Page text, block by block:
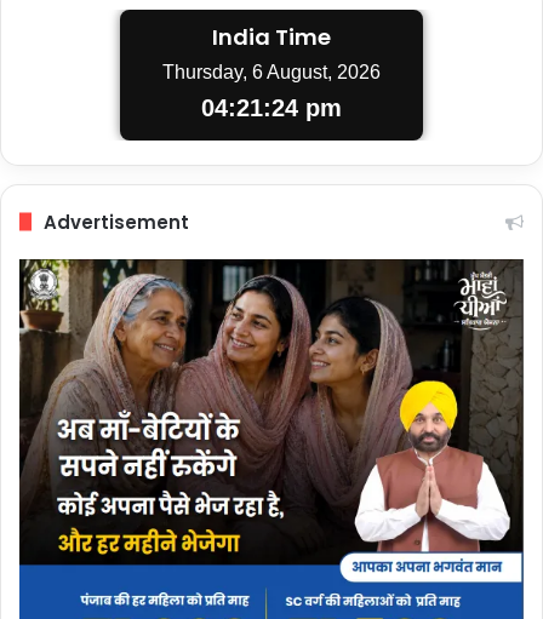
India Time
Thursday, 6 August, 2026
04:21:25 pm
Advertisement